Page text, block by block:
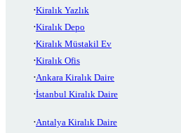
Kiralık Yazlık
Kiralık Depo
Kiralık Müstakil Ev
Kiralık Ofis
Ankara Kiralık Daire
İstanbul Kiralık Daire
Antalya Kiralık Daire